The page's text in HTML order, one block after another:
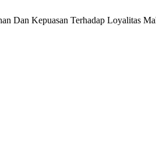
Dan Kepuasan Terhadap Loyalitas